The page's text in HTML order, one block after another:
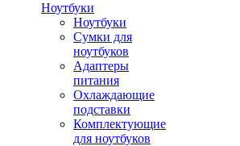
Ноутбуки
Ноутбуки
Сумки для
ноутбуков
Адаптеры
питания
Охлаждающие
подставки
Комплектующие
для ноутбуков